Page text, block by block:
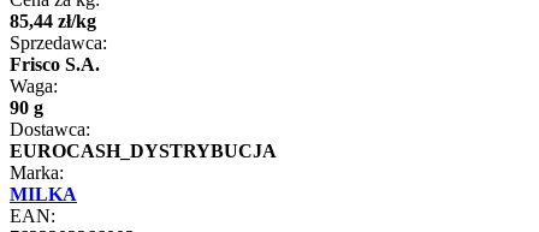
85,44 zł/kg
Sprzedawca:
Frisco S.A.
Waga:
90 g
Dostawca:
EUROCASH_DYSTRYBUCJA
Marka:
MILKA
EAN: